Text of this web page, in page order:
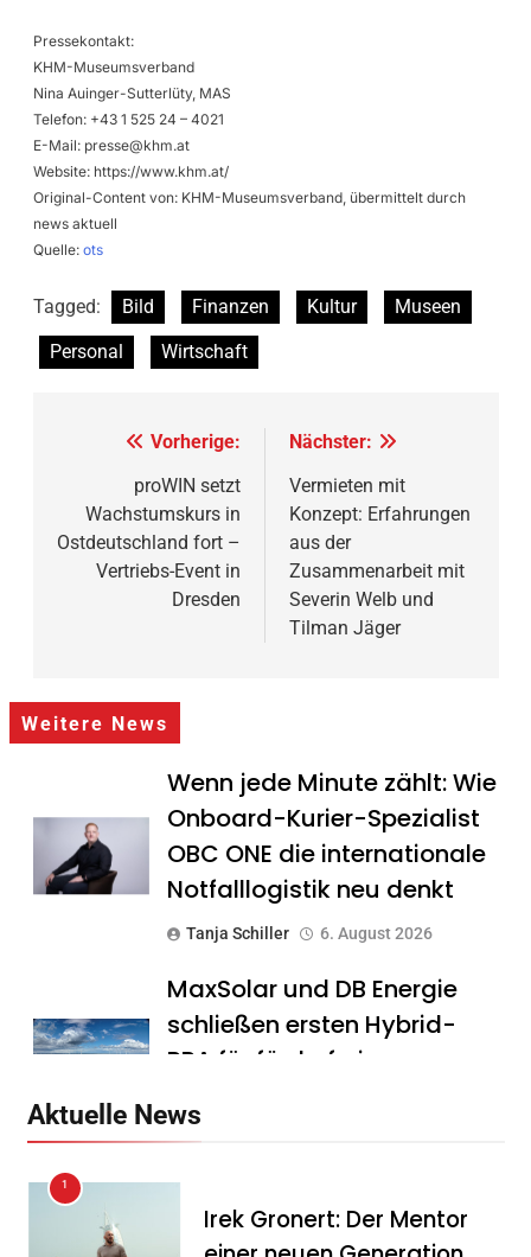
Pressekontakt:
KHM-Museumsverband
Nina Auinger-Sutterlüty, MAS
Telefon: +43 1 525 24 – 4021
E-Mail: presse@khm.at
Website: https://www.khm.at/
Original-Content von: KHM-Museumsverband, übermittelt durch
news aktuell
Quelle: ots
Tagged: Bild Finanzen Kultur
Museen
Personal
Wirtschaft
Beitragsnavigation
Vorherige:
proWIN setzt
Wachstumskurs in
Ostdeutschland fort –
Vertriebs-Event in
Dresden
Nächster:
Vermieten mit
Konzept: Erfahrungen
aus der
Zusammenarbeit mit
Severin Welb und
Tilman Jäger
Weitere News
Wenn jede Minute zählt: Wie
Onboard-Kurier-Spezialist
OBC ONE die internationale
Notfalllogistik neu denkt
Tanja Schiller 6. August 2026
MaxSolar und DB Energie
schließen ersten Hybrid-
PPA für förderfreie
Tanja Schiller
Geschäftsverlauf im
Aktuelle News
1
Irek Gronert: Der Mentor